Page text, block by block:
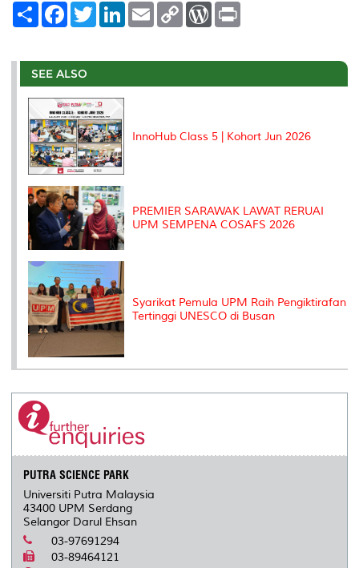
S
e
F
a
b
o
o
k
T
w
t
r
L
e
I
E
m
l
C
L
n
W
P
e
t
SEE ALSO
InnoHub Class 5 | Kohort Jun 2026
PREMIER SARAWAK LAWAT RERUAI
UPM SEMPENA COSAFS 2026
Syarikat Pemula UPM Raih Pengiktirafan
Tertinggi UNESCO di Busan
PUTRA SCIENCE PARK
Universiti Putra Malaysia
43400 UPM Serdang
Selangor Darul Ehsan
03-97691294
03-89464121